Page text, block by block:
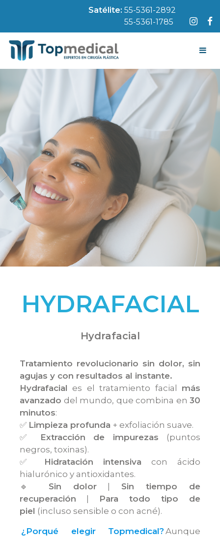
Satélite: 55-5361-2892
55-5361-1785
HYDRAFACIAL
Hydrafacial
Tratamiento revolucionario sin dolor, sin
agujas y con resultados al instante.
Hydrafacial es el tratamiento facial más
avanzado del mundo, que combina en 30
minutos:
✅ Limpieza profunda + exfoliación suave.
✅
Extracción de impurezas (puntos
negros, toxinas).
✅
Hidratación intensiva con ácido
hialurónico y antioxidantes.
🔹 Sin dolor| Sin tiempo de
recuperación
Para todo tipo de
piel (incluso sensible o con acné).
¿Porqué elegir Topmedical? Aunque